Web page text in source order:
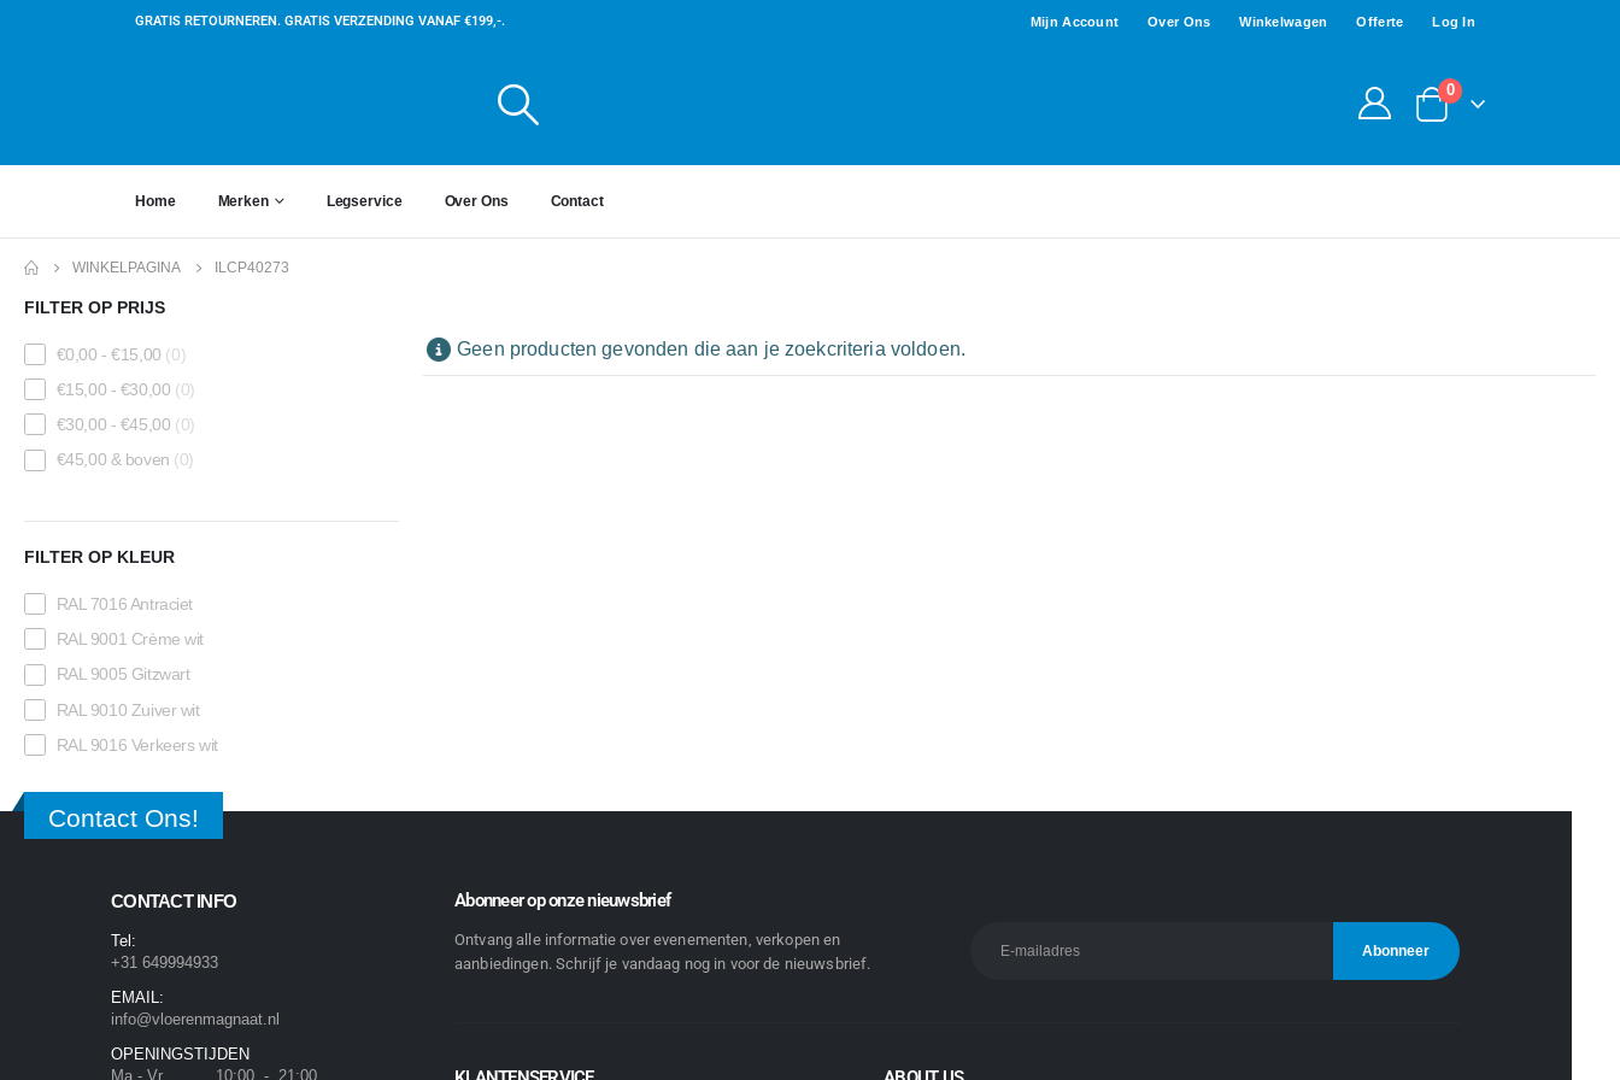
GRATIS RETOURNEREN. GRATIS VERZENDING VANAF €199,-. Mijn Account Over Ons Winkelwagen Offerte Log In
0
Home Merken Legservice Over Ons Contact
WINKELPAGINA ILCP40273
Geen producten gevonden die aan je zoekcriteria voldoen.
FILTER OP PRIJS
€0,00 -€15,00 (0)
€15,00 - €30,00 (0)
€30,00 - €45,00 (0)
€45,00 & boven (0)
FILTER OP KLEUR
RAL 7016 Antraciet
RAL 9001 Crème wit
RAL 9005 Gitzwart
RAL 9010 Zuiver wit
RAL 9016 Verkeers wit
Contact Ons!
CONTACT INFO
Tel:
+31 649994933
EMAIL:
info@vloerenmagnaat.nl
OPENINGSTIJDEN
Ma - Vr 10:00 - 21:00
Abonneer op onze nieuwsbrief
Ontvang alle informatie over evenementen, verkopen en
aanbiedingen. Schrijf je vandaag nog in voor de nieuwsbrief.